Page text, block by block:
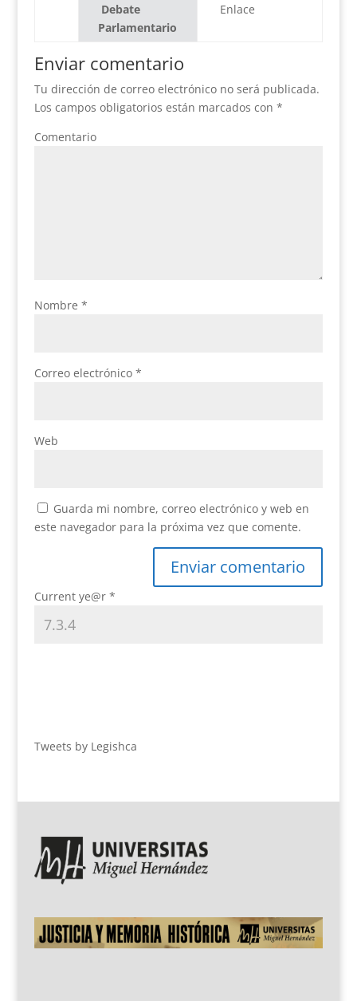
Debate
Parlamentario
Enlace
Enviar comentario
Tu dirección de correo electrónico no será publicada.
Los campos obligatorios están marcados con *
Comentario
Nombre *
Correo electrónico *
Web
Guarda mi nombre, correo electrónico y web en
este navegador para la próxima vez que comente.
Current ye@r *
Tweets by Legishca